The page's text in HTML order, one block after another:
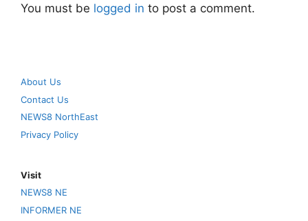
You must be logged in to post a comment.
About Us
Contact Us
NEWS8 NorthEast
Privacy Policy
Visit
NEWS8 NE
INFORMER NE